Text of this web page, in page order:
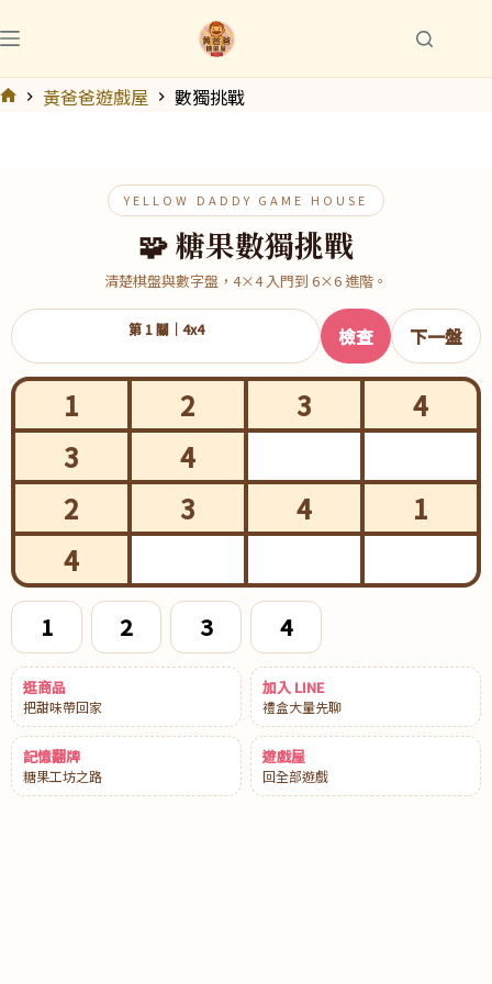
至
主
要
黃爸爸遊戲屋 數獨挑戰
YELLOW DADDY GAME HOUSE
🧩 糖果數獨挑戰
清楚棋盤與數字盤，4×4 入門到 6×6 進階。
第 1 關｜4x4 檢查 下一盤
1 2 3
4
3
4
2
3 4
1
4
1 2 3 4
逛商品
把甜味帶回家
加入 LINE
禮盒大量先聊
記憶翻牌
糖果工坊之路
遊戲屋
回全部遊戲